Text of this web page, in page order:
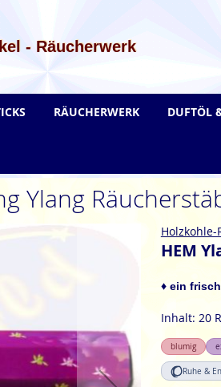
- Räucherwerk
Ylang
HEM
♦ ein
Inhalt: 20
blumig
Ruhe &
RÄUCHERWERK DUFTÖL